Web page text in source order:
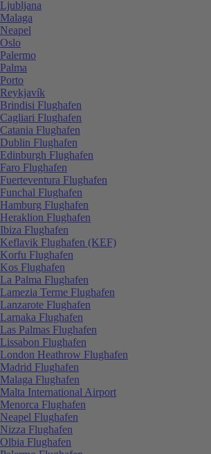
Ljubljana
Malaga
Neapel
Oslo
Palermo
Palma
Porto
Reykjavík
Brindisi Flughafen
Cagliari Flughafen
Catania Flughafen
Dublin Flughafen
Edinburgh Flughafen
Faro Flughafen
Fuerteventura Flughafen
Funchal Flughafen
Hamburg Flughafen
Heraklion Flughafen
Ibiza Flughafen
Keflavik Flughafen (KEF)
Korfu Flughafen
Kos Flughafen
La Palma Flughafen
Lamezia Terme Flughafen
Lanzarote Flughafen
Larnaka Flughafen
Las Palmas Flughafen
Lissabon Flughafen
London Heathrow Flughafen
Madrid Flughafen
Malaga Flughafen
Malta International Airport
Menorca Flughafen
Neapel Flughafen
Nizza Flughafen
Olbia Flughafen